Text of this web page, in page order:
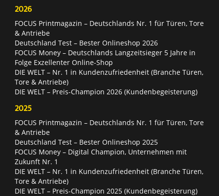
2026
FOCUS Printmagazin – Deutschlands Nr. 1 für Türen, Tore
& Antriebe
Deutschland Test – Bester Onlineshop 2026
FOCUS Money – Deutschlands Langzeitsieger 5 Jahre in
Folge Exzellenter Online-Shop
DIE WELT – Nr. 1 in Kundenzufriedenheit (Branche Türen,
Tore & Antriebe)
DIE WELT – Preis-Champion 2026 (Kundenbegeisterung)
2025
FOCUS Printmagazin – Deutschlands Nr. 1 für Türen, Tore
& Antriebe
Deutschland Test – Bester Onlineshop 2025
FOCUS Money – Digital Champion, Unternehmen mit
Zukunft Nr. 1
DIE WELT – Nr. 1 in Kundenzufriedenheit (Branche Türen,
Tore & Antriebe)
DIE WELT – Preis-Champion 2025 (Kundenbegeisterung)